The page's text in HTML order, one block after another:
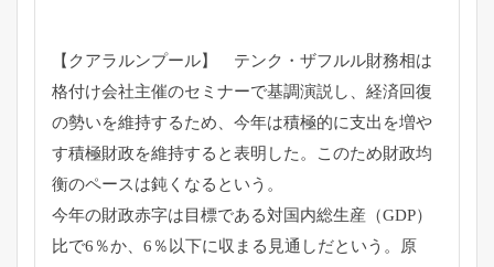
【クアラルンプール】 テンク・ ザフルル財務相は
格付け会社主催のセミナーで基調演説し、 経済回復
の勢いを維持するため、 今年は積極的に支出を増や
す積極財政を維持すると表明した。
このため財政均
衡のペースは鈍くなるという。
今年の財政赤字は目標である対国内総生産（GDP）
比で6％か、 6％以下に収まる見通しだという。原